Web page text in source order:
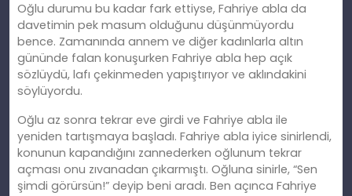
Oğlu durumu bu kadar fark ettiyse, Fahriye abla da
davetimin pek masum olduğunu düşünmüyordu
bence. Zamanında annem ve diğer kadınlarla altın
gününde falan konuşurken Fahriye abla hep açık
sözlüydü, lafı çekinmeden yapıştırıyor ve aklındakini
söylüyordu.
Oğlu az sonra tekrar eve girdi ve Fahriye abla ile
yeniden tartışmaya başladı. Fahriye abla iyice sinirlendi,
konunun kapandığını zannederken oğlunum tekrar
açması onu zıvanadan çıkarmıştı. Oğluna sinirle, “Sen
şimdi görürsün!” deyip beni aradı. Ben açınca Fahriye